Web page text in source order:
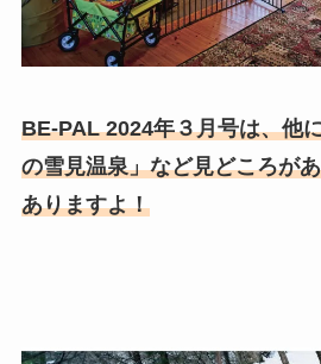
BE-PAL 2024年３月号は、他
の雪見温泉」など見どころが
ありますよ！